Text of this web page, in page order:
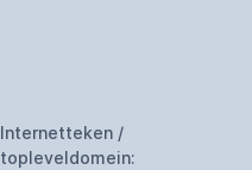
Internetteken /
topleveldomein: